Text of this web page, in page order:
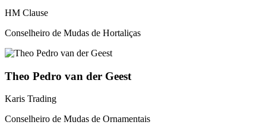
HM Clause
Conselheiro de Mudas de Hortaliças
Theo Pedro van der Geest
Karis Trading
Conselheiro de Mudas de Ornamentais